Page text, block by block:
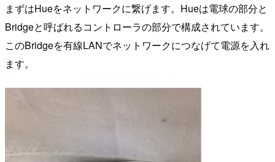
まずはHueをネットワークに繋げます。Hueは電球の部分と
Bridgeと呼ばれるコントローラの部分で構成されています。
このBridgeを有線LANでネットワークにつなげて電源を入れ
ます。